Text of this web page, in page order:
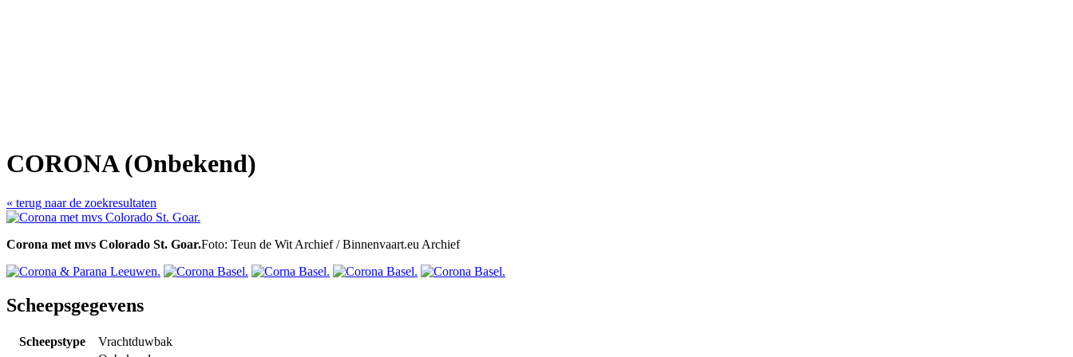
CORONA (Onbekend)
« terug naar de zoekresultaten
Corona met mvs Colorado St. Goar.Foto: Teun de Wit Archief / Binnenvaart.eu Archief
Scheepsgegevens
Scheepstype
Vrachtduwbak